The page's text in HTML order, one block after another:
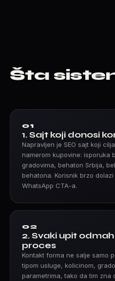
Šta
01
1. Sajt koji donosi
Napravljen je SEO sajt koji
namerom kupovine: isporuka
gradovima, behaton Srbija,
behatona. Korisnik brzo
WhatsApp CTA-a.
02
2. Svaki upit
proces
Kontakt forma ne salje samo
tipom usluge, kolicinom,
parametrima, tako da tim zna